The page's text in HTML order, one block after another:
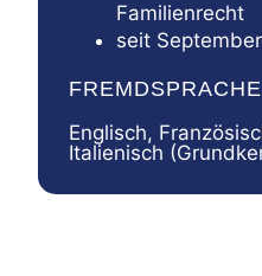
Familienrecht
seit
Englisch,
Italienisch